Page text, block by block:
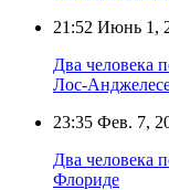
21:52 Июнь 1,
Два человека
Лос-
23:35 Фев. 7,
Два человека
Флориде